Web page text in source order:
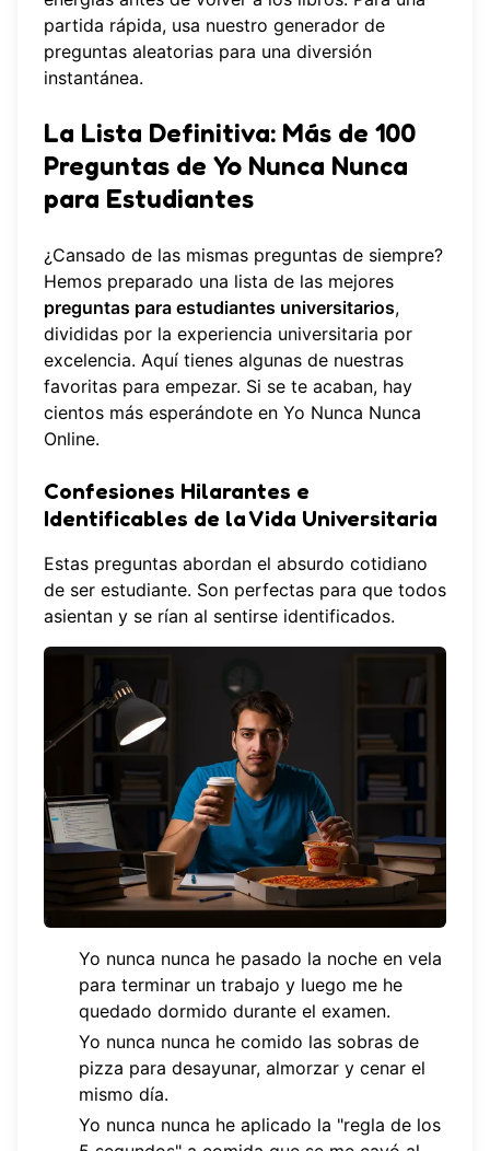
partida rápida, usa nuestro generador de
preguntas aleatorias para una diversión
instantánea.
La Lista Definitiva: Más de 100
Preguntas de Yo Nunca Nunca
para Estudiantes
¿Cansado de las mismas preguntas de siempre?
Hemos preparado una lista de las mejores
preguntas para estudiantes universitarios,
divididas por la experiencia universitaria por
excelencia. Aquí tienes algunas de nuestras
favoritas para empezar. Si se te acaban, hay
cientos más esperándote en Yo Nunca Nunca
Online.
Confesiones Hilarantes e
Identificables de la Vida Universitaria
Estas preguntas abordan el absurdo cotidiano
de ser estudiante. Son perfectas para que todos
asientan y se rían al sentirse identificados.
Yo nunca nunca he pasado la noche en vela
para terminar un trabajo y luego me he
quedado dormido durante el examen.
Yo nunca nunca he comido las sobras de
pizza para desayunar, almorzar y cenar el
mismo día.
Yo nunca nunca he aplicado la "regla de los